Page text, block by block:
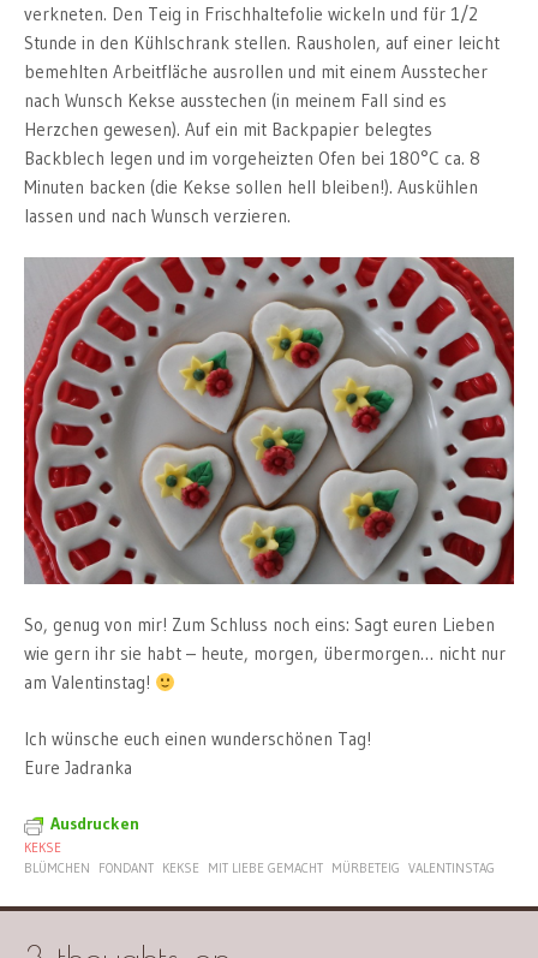
verkneten. Den Teig in Frischhaltefolie wickeln und für 1/2
Stunde in den Kühlschrank stellen. Rausholen, auf einer leicht
bemehlten Arbeitfläche ausrollen und mit einem Ausstecher
nach Wunsch Kekse ausstechen (in meinem Fall sind es
Herzchen gewesen). Auf ein mit Backpapier belegtes
Backblech legen und im vorgeheizten Ofen bei 180°C ca. 8
Minuten backen (die Kekse sollen hell bleiben!). Auskühlen
lassen und nach Wunsch verzieren.
So, genug von mir! Zum Schluss noch eins: Sagt euren Lieben
wie gern ihr sie habt – heute, morgen, übermorgen… nicht nur
am Valentinstag!
Ich wünsche euch einen wunderschönen Tag!
Eure Jadranka
Ausdrucken
KEKSE
BLÜMCHEN
FONDANT KEKSE MIT LIEBE GEMACHT MÜRBETEIG VALENTINSTAG